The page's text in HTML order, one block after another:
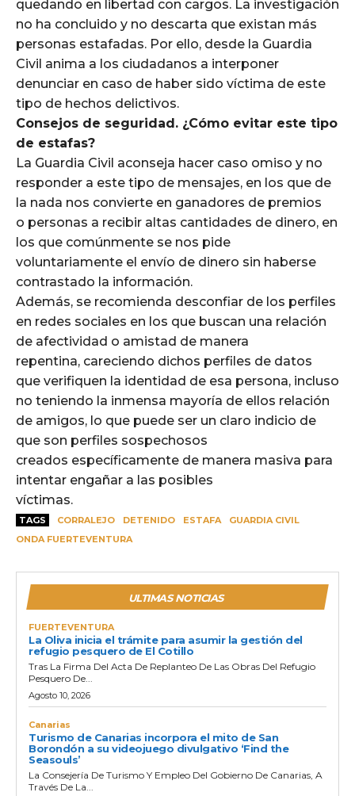
quedando en libertad con cargos. La investigación
no ha concluido y no descarta que existan más
personas estafadas. Por ello, desde la Guardia
Civil anima a los ciudadanos a interponer
denunciar en caso de haber sido víctima de este
tipo de hechos delictivos.
Consejos de seguridad. ¿Cómo evitar este tipo
de estafas?
La Guardia Civil aconseja hacer caso omiso y no
responder a este tipo de mensajes, en los que de
la nada nos convierte en ganadores de premios
o personas a recibir altas cantidades de dinero, en
los que comúnmente se nos pide
voluntariamente el envío de dinero sin haberse
contrastado la información.
Además, se recomienda desconfiar de los perfiles
en redes sociales en los que buscan una relación
de afectividad o amistad de manera
repentina, careciendo dichos perfiles de datos
que verifiquen la identidad de esa persona, incluso
no teniendo la inmensa mayoría de ellos relación
de amigos, lo que puede ser un claro indicio de
que son perfiles sospechosos
creados específicamente de manera masiva para
intentar engañar a las posibles
víctimas.
TAGS CORRALEJO DETENIDO ESTAFA
GUARDIA CIVIL
ONDA FUERTEVENTURA
ULTIMAS NOTICIAS
FUERTEVENTURA
La Oliva inicia el trámite para asumir la gestión del
refugio pesquero de El Cotillo
Tras La Firma Del Acta De Replanteo De Las Obras Del Refugio
Pesquero De...
Agosto 10, 2026
Canarias
Turismo de Canarias incorpora el mito de San
Borondón a su videojuego divulgativo ‘Find the
Seasouls’
La Consejería De Turismo Y Empleo Del Gobierno De Canarias, A
Través De La...